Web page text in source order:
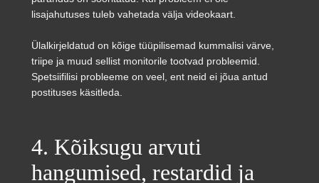
lisajahutuses tuleb vahetada välja videokaart.
Ülalkirjeldatud on kõige tüüpilisemad kummalisi värve,
triipe ja muud sellist monitorile tootvad probleemid.
Spetsiifilisi probleeme on veel, ent neid ei jõua antud
postituses käsitleda.
4. Kõiksugu arvuti
hangumised, restardid ja